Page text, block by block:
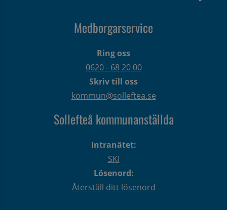
Medborgarservice
Ring oss
0620 - 68 20 00
Skriv till oss
kommun@solleftea.se
Sollefteå kommunanställda
Intranätet:
SKI
Lösenord:
Återställ ditt lösenord